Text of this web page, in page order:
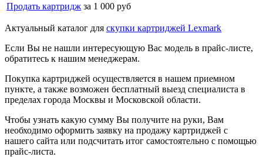
Продать картридж за 1 000 руб
Актуальный каталог для скупки картриджей Lexmark
Если Вы не нашли интересующую Вас модель в прайс-листе,
обратитесь к нашим менеджерам.
Покупка картриджей осуществляется в нашем приемном
пункте, а также возможен бесплатный выезд специалиста в
пределах города Москвы и Московской области.
Чтобы узнать какую сумму Вы получите на руки, Вам
необходимо оформить заявку на продажу картриджей с
нашего сайта или подсчитать итог самостоятельно с помощью
прайс-листа.